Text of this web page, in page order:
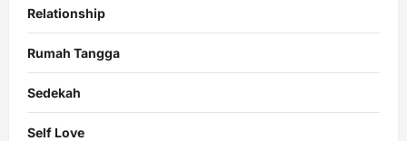
Relationship
Rumah Tangga
Sedekah
Self Love